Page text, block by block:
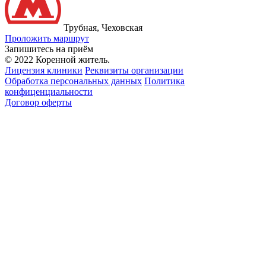
Трубная, Чеховская
Проложить маршрут
Запишитесь на приём
© 2022 Коренной житель.
Лицензия клиники Реквизиты организации
Обработка персональных данных Политика
конфиценциальности
Договор оферты